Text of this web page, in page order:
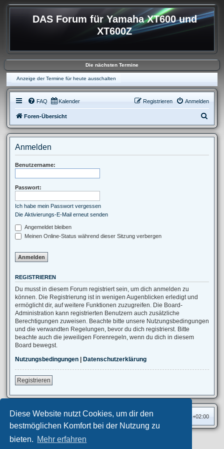
Diese Website nutzt Cookies, um dir den
bestmöglichen Komfort bei der Nutzung zu
bieten. Mehr erfahren
DAS Forum für Yamaha XT600 und
XT600Z
Die nächsten Termine
Anzeige der Termine für heute ausschalten
FAQ Kalender Anmelden
Registrieren
Foren-Übersicht
u
Anmelden
Benutzername:
Passwort:
Ich habe mein Passwort vergessen
Die Aktivierungs-E-Mail erneut senden
Angemeldet bleiben
Meinen Online-Status während dieser Sitzung verbergen
REGISTRIEREN
Du musst in diesem Forum registriert sein, um dich anmelden zu
können. Die Registrierung ist in wenigen Augenblicken erledigt und
ermöglicht dir, auf weitere Funktionen zuzugreifen. Die Board-
Administration kann registrierten Benutzern auch zusätzliche
Berechtigungen zuweisen. Beachte bitte unsere Nutzungsbedingungen
und die verwandten Regelungen, bevor du dich registrierst. Bitte
beachte auch die jeweiligen Forenregeln, wenn du dich in diesem
Board bewegst.
Nutzungsbedingungen | Datenschutzerklärung
Registrieren
Foren-Übersicht Alle Zeiten sind UTC+02:00
Privates Forum ©